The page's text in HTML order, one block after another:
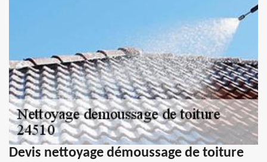
Devis nettoyage démoussage de toiture